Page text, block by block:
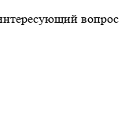
вопрос